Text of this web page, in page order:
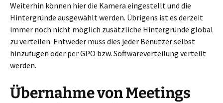
Weiterhin können hier die Kamera eingestellt und die
Hintergründe ausgewählt werden. Übrigens ist es derzeit
immer noch nicht möglich zusätzliche Hintergründe global
zu verteilen. Entweder muss dies jeder Benutzer selbst
hinzufügen oder per GPO bzw. Softwareverteilung verteilt
werden.
Übernahme von Meetings